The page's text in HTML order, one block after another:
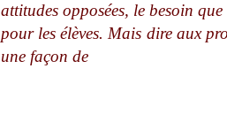
attitudes opposées, le besoin
pour les élèves. Mais dire aux
une façon de